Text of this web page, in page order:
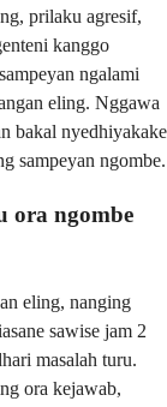
prilaku agresif,
kanggo
ngalami
eling. Nggawa
bakal nyedhiyakake
sampeyan ngombe.
ora ngombe
eling, nanging
sawise jam 2
masalah turu.
ora kejawab,